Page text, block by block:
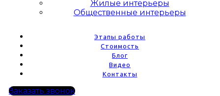
Жилые интерьеры
Общественные интерьеры
Этапы работы
Стоимость
Блог
Видео
Контакты
Заказать звонок